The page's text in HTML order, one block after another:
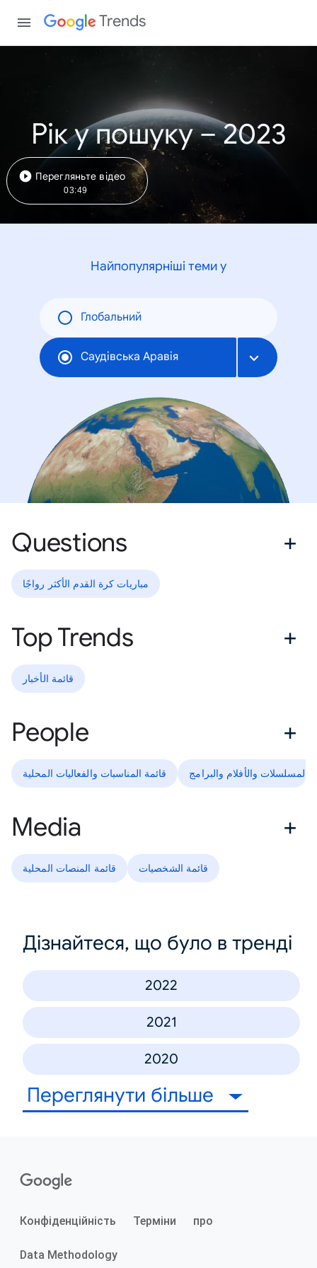
Trends
Рік у пошуку – 2023
Перегляньте відео
03:49
Найпопулярніші теми у
Глобальний
Саудівська Аравія
Questions
مباريات كرة القدم الأكثر رواجًا
Top Trends
قائمة الأخبار
People
قائمة المناسبات والفعاليات المحلية المسلسلات والأفلام والبرامج
Media
قائمة المنصات المحلية قائمة الشخصيات
Дізнайтеся, що було в тренді
2022
2021
2020
Переглянути більше
Конфіденційність Терміни про
Data Methodology